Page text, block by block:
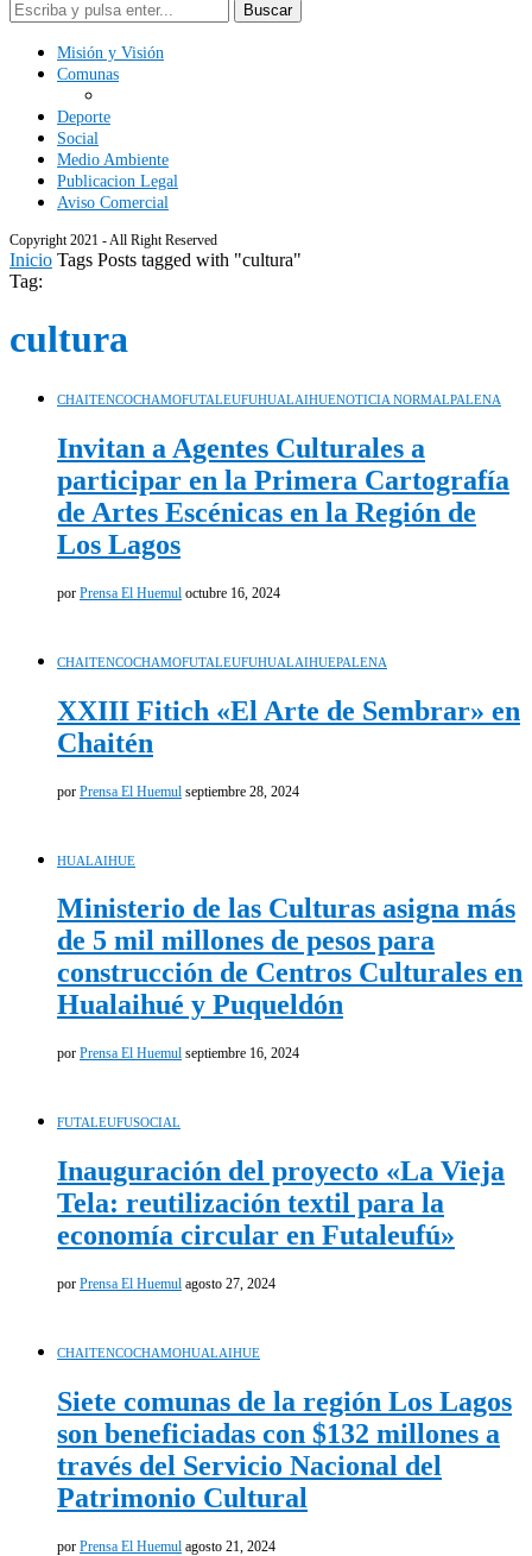
Buscar
Misión y Visión
Comunas
Deporte
Social
Medio Ambiente
Publicacion Legal
Aviso Comercial
Copyright 2021 - All Right Reserved
Inicio Tags Posts tagged with "cultura"
Tag:
cultura
CHAITENCOCHAMOFUTALEUFUHUALAIHUENOTICIA NORMALPALENA
Invitan a Agentes Culturales a
participar en la Primera Cartografía
de Artes Escénicas en la Región de
Los Lagos
por Prensa El Huemul octubre 16, 2024
CHAITENCOCHAMOFUTALEUFUHUALAIHUEPALENA
XXIII Fitich «El Arte de Sembrar» en
Chaitén
por Prensa El Huemul septiembre 28, 2024
HUALAIHUE
Ministerio de las Culturas asigna más
de 5 mil millones de pesos para
construcción de Centros Culturales en
Hualaihué y Puqueldón
por Prensa El Huemul septiembre 16, 2024
FUTALEUFUSOCIAL
Inauguración del proyecto «La Vieja
Tela: reutilización textil para la
economía circular en Futaleufú»
por Prensa El Huemul agosto 27, 2024
CHAITENCOCHAMOHUALAIHUE
Siete comunas de la región Los Lagos
son beneficiadas con $132 millones a
través del Servicio Nacional del
Patrimonio Cultural
por Prensa El Huemul agosto 21, 2024